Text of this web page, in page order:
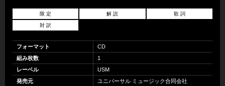
限 定 解 説 歌 詞
対 訳
フォーマット
CD
組み枚数
1
レーベル
USM
発売元
ユニバーサル ミュージック合同会社